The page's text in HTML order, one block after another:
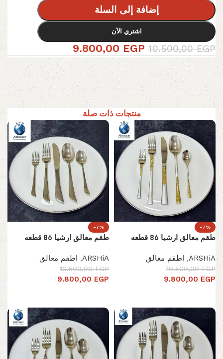
إضافة إلى السلة
اشتري الآن
10.500,00EGP
9.800,00 EGP
منتجات ذات صلة
-7%
طقم معالق ارشيا 86 قطعه
ARSHiA
, اطقم معالق
10.500,00EGP
9.800,00 EGP
-7%
طقم معالق ارشيا 86 قطعه
ARSHiA
, اطقم معالق
10.500,00EGP
9.800,00 EGP